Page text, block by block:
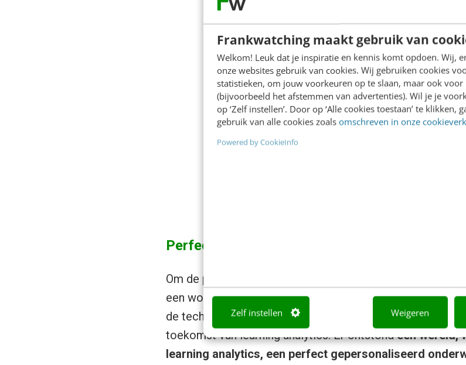
Frankwatching maakt gebruik van
Welkom! Leuk dat je inspiratie en kennis komt opdoen. Wij,
onze websites gebruik van cookies. Wij gebruiken cookies
statistieken, om jouw voorkeuren op te slaan, maar ook
(bijvoorbeeld het afstemmen van advertenties). Wil je je
op ‘Zelf instellen’. Door op ‘Alle cookies toestaan’ te klikken,
gebruik van alle cookies zoals omschreven in onze
Powered by CookieInfo
Zelf instellen Weigeren
Perfect gepersonaliseerd onderwijsaanbod
Om de perspectieven van al deze stakeholders in kaart te
een workshop met een brede groep vertegenwoordigers
de technologische wereld. Gezamenlijk brainstormden we
toekomst van learning analytics. Er ontstondeen wereld,
learning analytics, een perfect gepersonaliseerd